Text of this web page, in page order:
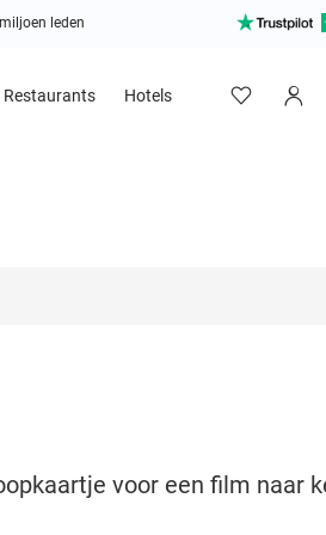
leden
Restaurants Hotels
voor een film naar